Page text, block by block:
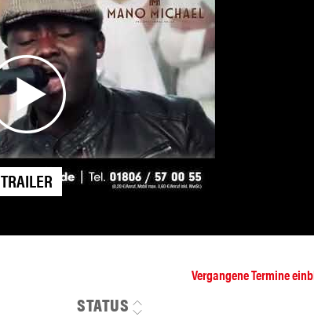
TRAILER
Vergangene Termine
STATUS